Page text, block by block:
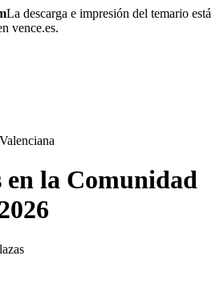
La descarga e impresión del temario está
vence.es.
en la Comunidad